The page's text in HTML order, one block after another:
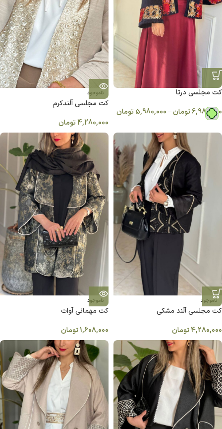
کت مجلسی درتا
6,980,000تومان–
5,980,000تومان
ناموجود
كت مجلسی آلَندکرم
4,280,000تومان
ناموجود
كت مجلسی آلَند مشکی
4,280,000تومان
ناموجود
کت مهمانی آوات
1,608,000تومان